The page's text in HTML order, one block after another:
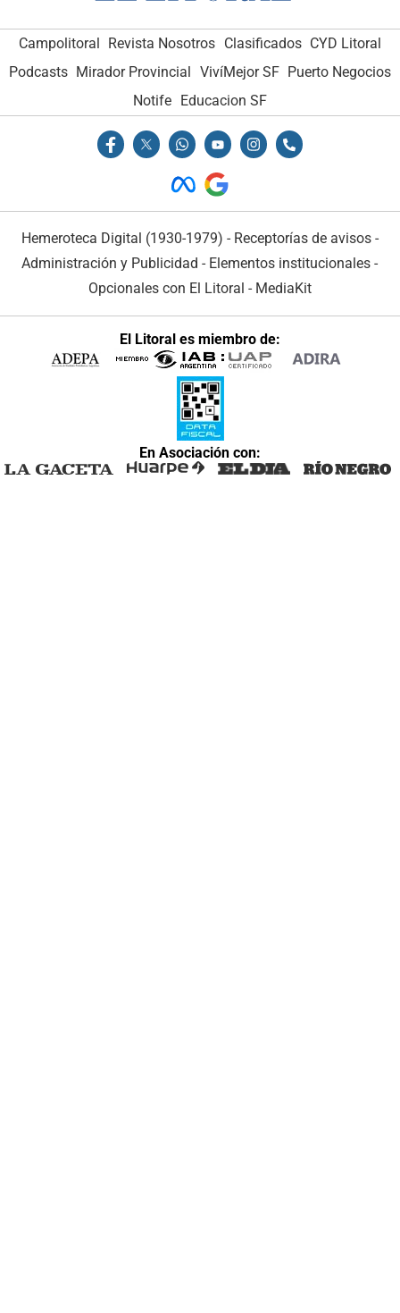
Campolitoral Revista Nosotros Clasificados CYD Litoral
Podcasts Mirador Provincial VivíMejor SF Puerto Negocios
Notife
Educacion SF
Hemeroteca Digital (1930-1979) - Receptorías de avisos -
Administración y Publicidad - Elementos institucionales -
Opcionales con El Litoral - MediaKit
El Litoral es miembro de:
En Asociación con: